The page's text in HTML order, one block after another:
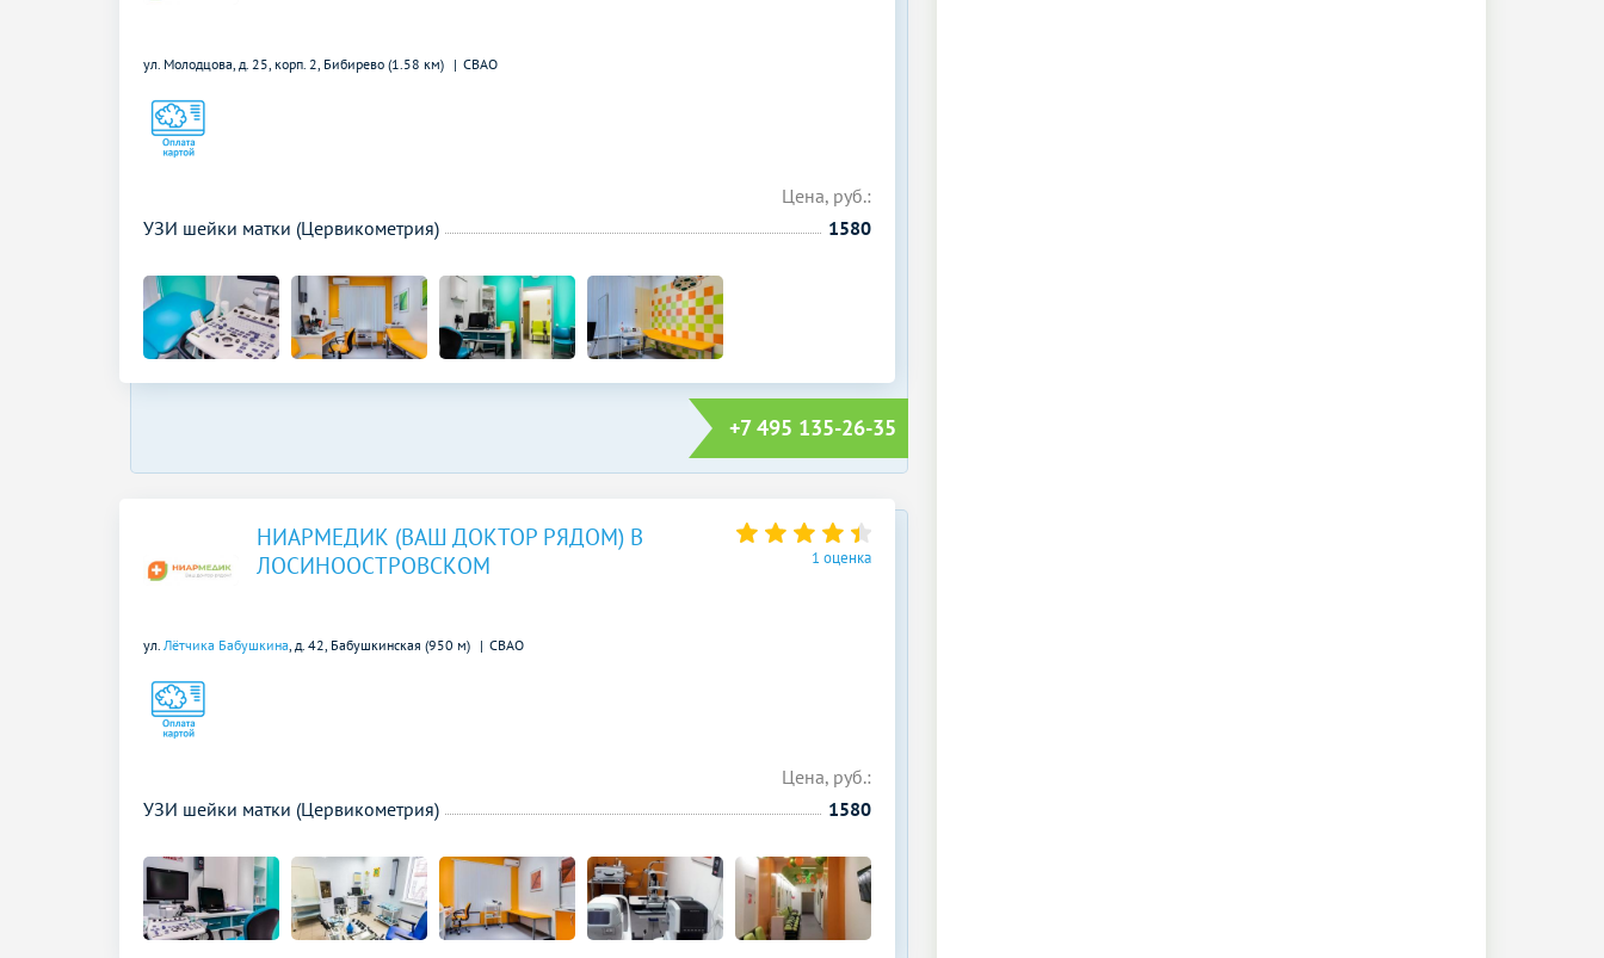
ул. Молодцова, д. 25, корп. 2, Бибирево (1.58 км) СВАО
Цена, руб.:
УЗИ шейки матки (Цервикометрия)
1580
+7 495 135-26-35
НИАРМЕДИК (ВАШ ДОКТОР РЯДОМ) В
ЛОСИНООСТРОВСКОМ
1 оценка
ул. Лётчика Бабушкина , д. 42, Бабушкинская (950 м) СВАО
Цена, руб.:
УЗИ шейки матки (Цервикометрия)
1580